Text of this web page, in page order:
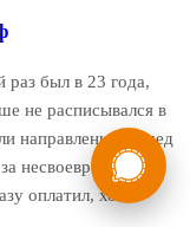
раз был в 23 года,
не расписывался в
направление на мед
несвоевременное
оплатил, хот
35-89